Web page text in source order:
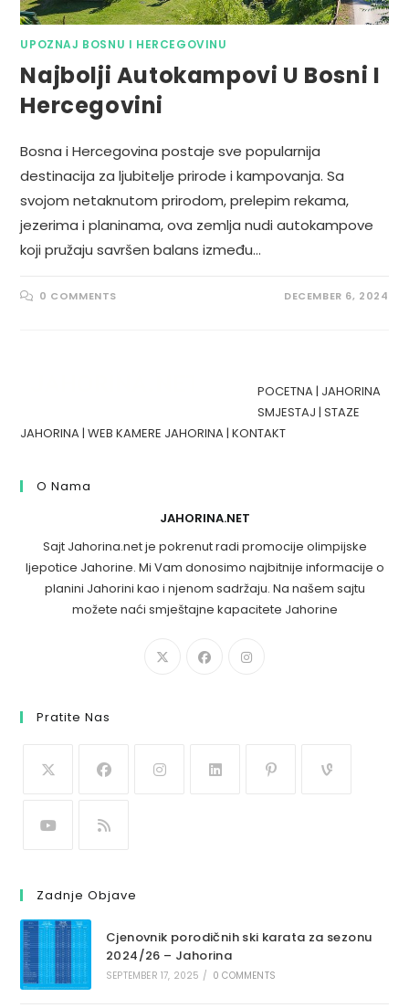
UPOZNAJ BOSNU I HERCEGOVINU
Najbolji Autokampovi U Bosni I
Hercegovini
Bosna i Hercegovina postaje sve popularnija
destinacija za ljubitelje prirode i kampovanja. Sa
svojom netaknutom prirodom, prelepim rekama,
jezerima i planinama, ova zemlja nudi autokampove
koji pružaju savršen balans između…
0 COMMENTS DECEMBER 6, 2024
POCETNA| JAHORINA
SMJESTAJ |STAZE
JAHORINA|WEB KAMERE JAHORINA|KONTAKT
O Nama
JAHORINA.NET
Sajt Jahorina.net je pokrenut radi promocije olimpijske
ljepotice Jahorine. Mi Vam donosimo najbitnije informacije o
planini Jahorini kao i njenom sadržaju. Na našem sajtu
možete naći smještajne kapacitete Jahorine
Pratite Nas
Zadnje Objave
Cjenovnik porodičnih ski karata za sezonu
2024/26 – Jahorina
SEPTEMBER 17, 2025 / 0 COMMENTS